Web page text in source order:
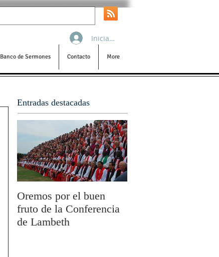
Banco de Sermones Contacto More
Iniciar sesión
Entradas destacadas
Oremos por el buen
fruto de la Conferencia
de Lambeth